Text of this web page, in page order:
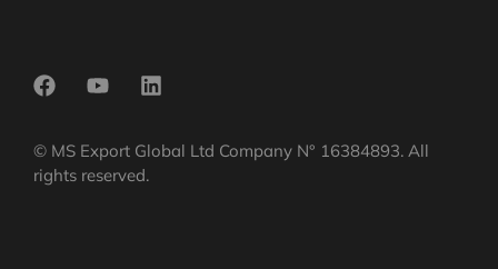
© MS Export Global Ltd Company N° 16384893. All
rights reserved.